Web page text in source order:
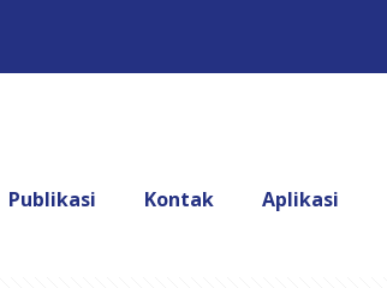
Publikasi Kontak Aplikasi